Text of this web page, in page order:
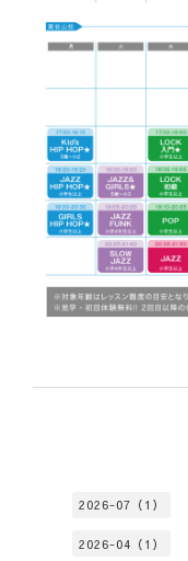
2026-07（1）
2026-04（1）